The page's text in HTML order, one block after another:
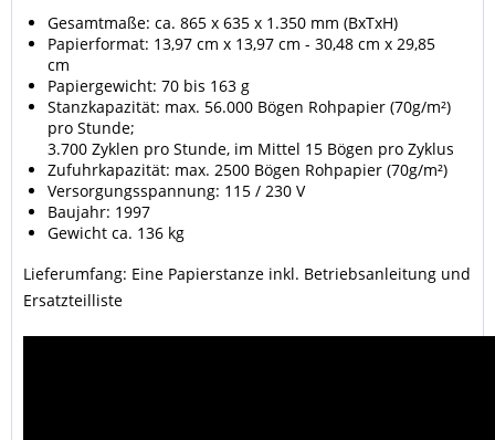
Gesamtmaße: ca. 865 x 635 x 1.350 mm (BxTxH)
Papierformat: 13,97 cm x 13,97 cm - 30,48 cm x 29,85
cm
Papiergewicht: 70 bis 163 g
Stanzkapazität: max. 56.000 Bögen Rohpapier (70g/m²)
pro Stunde;
3.700 Zyklen pro Stunde, im Mittel 15 Bögen pro Zyklus
Zufuhrkapazität: max. 2500 Bögen Rohpapier (70g/m²)
Versorgungsspannung: 115 / 230 V
Baujahr: 1997
Gewicht ca. 136 kg
Lieferumfang: Eine Papierstanze inkl. Betriebsanleitung und
Ersatzteilliste